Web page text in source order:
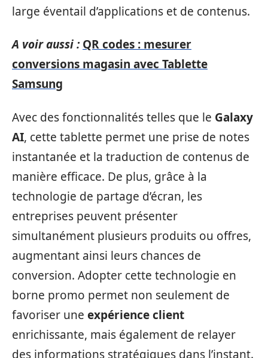
large éventail d’applications et de contenus.
A voir aussi : QR codes : mesurer
conversions magasin avec Tablette
Samsung
Avec des fonctionnalités telles que le Galaxy
AI, cette tablette permet une prise de notes
instantanée et la traduction de contenus de
manière efficace. De plus, grâce à la
technologie de partage d’écran, les
entreprises peuvent présenter
simultanément plusieurs produits ou offres,
augmentant ainsi leurs chances de
conversion. Adopter cette technologie en
borne promo permet non seulement de
favoriser une expérience client
enrichissante, mais également de relayer
des informations stratégiques dans l’instant.